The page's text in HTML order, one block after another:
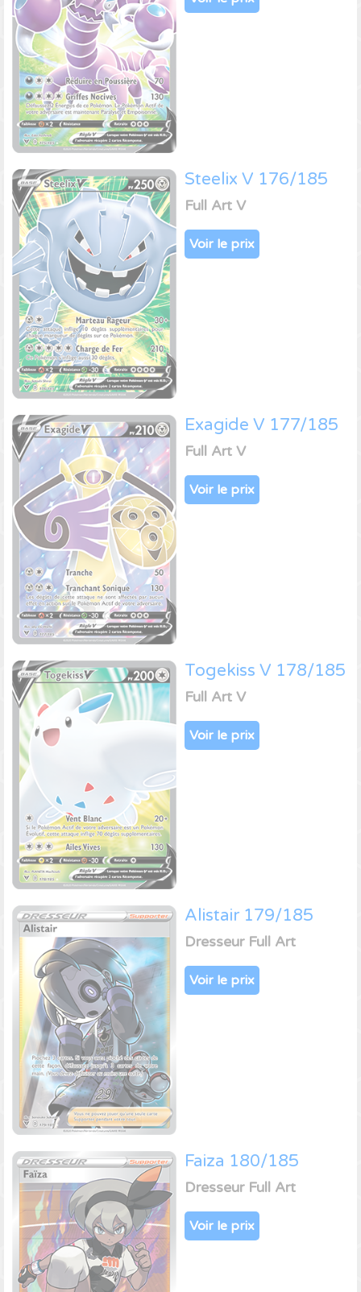
Steelix V 176/185
Full Art V
Voir le prix
Exagide V 177/185
Full Art V
Voir le prix
Togekiss V 178/185
Full Art V
Voir le prix
Alistair 179/185
Dresseur Full Art
Voir le prix
Faiza 180/185
Dresseur Full Art
Voir le prix